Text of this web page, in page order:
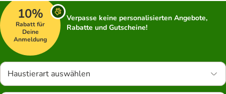
10%
Rabatt für
Deine
Anmeldung
Verpasse keine personalisierten Angebote,
Rabatte und Gutscheine!
Haustierart auswählen